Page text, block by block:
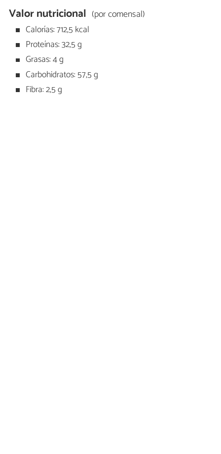
Valor nutricional (por comensal)
Calorías: 712,5 kcal
Proteínas: 32,5 g
Grasas: 4 g
Carbohidratos: 57,5 g
Fibra: 2,5 g